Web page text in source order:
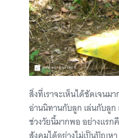
สิ่งที่เราจะเห็นได้ชัดเจนมา
อ่านนิทานกับลูก เล่นกับลู
ช่วงวัยนี้มากพอ อย่างแรก